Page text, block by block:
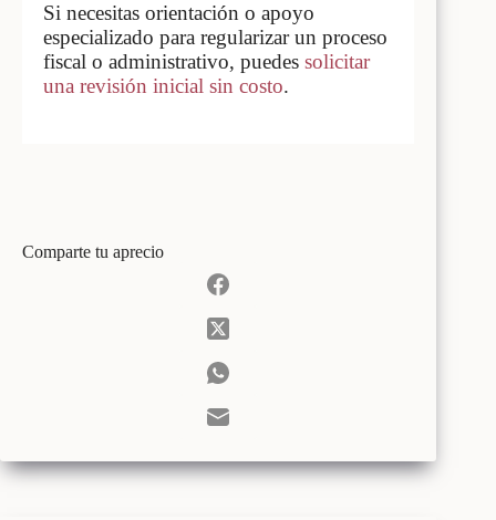
Si necesitas orientación o apoyo
especializado para regularizar un proceso
fiscal o administrativo, puedes solicitar
una revisión inicial sin costo.
Comparte tu aprecio